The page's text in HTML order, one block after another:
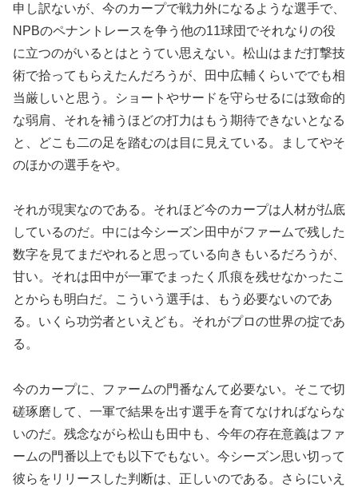
申し訳ないが、今のカープで戦力外になるような選手で、
NPBのペナントレースを争う他の11球団でそれなりの役
に立つのがいるとはとうてい思えない。松山はまだ打撃技
術で拾ってもらえたんだろうが、田中広輔くらいででも相
当厳しいと思う。ショートやサードを守らせるには致命的
な弱肩、それを補うほどの打力はもう期待できないとなる
と、どこも二の足を踏むのは目に見えている。ましてやそ
のほかの選手をや。
それが現実なのである。それほど今のカープは人材が払底
しているのだ。中には今シーズン田中がファームで残した
数字を見てまだやれると思っている向きもいるだろうが、
甘い。それは田中が一軍でまったく爪痕を残せなかったこ
とからも明白だ。こういう選手は、もう必要ないのであ
る。いくら功労者といえども。それがプロの世界の掟であ
る。
今のカープに、ファームの門番なんて必要ない。そこで切
磋琢磨して、一軍で結果を出す選手を育てなければならな
いのだ。残念ながら松山も田中も、今年の存在意義はファ
ームの門番以上でも以下でもない。今シーズン思い切って
彼らをリリースした判断は、正しいのである。さらにいえ